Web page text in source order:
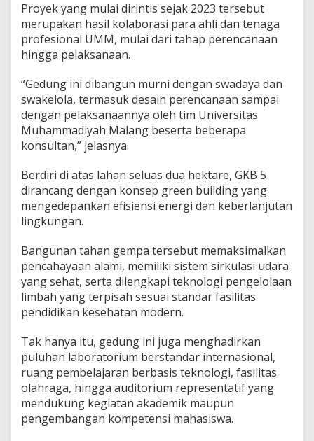
Proyek yang mulai dirintis sejak 2023 tersebut
merupakan hasil kolaborasi para ahli dan tenaga
profesional UMM, mulai dari tahap perencanaan
hingga pelaksanaan.
“Gedung ini dibangun murni dengan swadaya dan
swakelola, termasuk desain perencanaan sampai
dengan pelaksanaannya oleh tim Universitas
Muhammadiyah Malang beserta beberapa
konsultan,” jelasnya.
Berdiri di atas lahan seluas dua hektare, GKB 5
dirancang dengan konsep green building yang
mengedepankan efisiensi energi dan keberlanjutan
lingkungan.
Bangunan tahan gempa tersebut memaksimalkan
pencahayaan alami, memiliki sistem sirkulasi udara
yang sehat, serta dilengkapi teknologi pengelolaan
limbah yang terpisah sesuai standar fasilitas
pendidikan kesehatan modern.
Tak hanya itu, gedung ini juga menghadirkan
puluhan laboratorium berstandar internasional,
ruang pembelajaran berbasis teknologi, fasilitas
olahraga, hingga auditorium representatif yang
mendukung kegiatan akademik maupun
pengembangan kompetensi mahasiswa.